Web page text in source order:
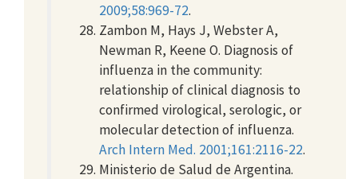
2009;58:969-72.
Zambon M, Hays J, Webster A,
Newman R, Keene O. Diagnosis of
influenza in the community:
relationship of clinical diagnosis to
confirmed virological, serologic, or
molecular detection of influenza.
Arch Intern Med. 2001;161:2116-22.
Ministerio de Salud de Argentina.